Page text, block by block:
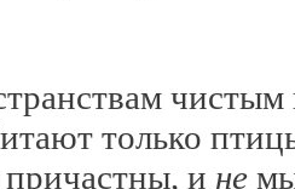
чистым
только
и не